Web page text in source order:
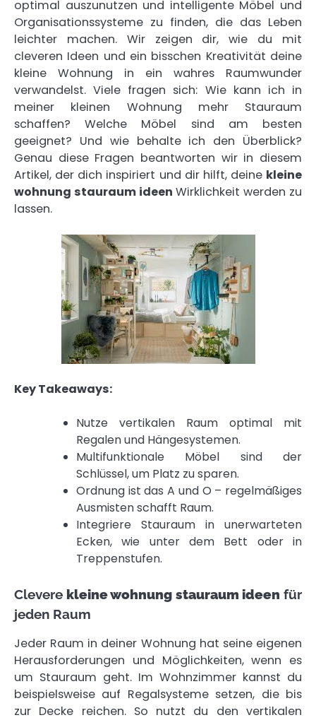
optimal auszunutzen und intelligente Möbel und
Organisationssysteme zu finden, die das Leben
leichter machen. Wir zeigen dir, wie du mit
cleveren Ideen und ein bisschen Kreativität deine
kleine Wohnung in ein wahres Raumwunder
verwandelst. Viele fragen sich: Wie kann ich in
meiner kleinen Wohnung mehr Stauraum
schaffen? Welche Möbel sind am besten
geeignet? Und wie behalte ich den Überblick?
Genau diese Fragen beantworten wir in diesem
Artikel, der dich inspiriert und dir hilft, deine kleine
wohnung stauraum ideen Wirklichkeit werden zu
lassen.
Key Takeaways:
Nutze vertikalen Raum optimal mit
Regalen und Hängesystemen.
Multifunktionale Möbel sind der
Schlüssel, um Platz zu sparen.
Ordnung ist das A und O – regelmäßiges
Ausmisten schafft Raum.
Integriere Stauraum in unerwarteten
Ecken, wie unter dem Bett oder in
Treppenstufen.
Clevere kleine wohnung stauraum ideen für
jeden Raum
Jeder Raum in deiner Wohnung hat seine eigenen
Herausforderungen und Möglichkeiten, wenn es
um Stauraum geht. Im Wohnzimmer kannst du
beispielsweise auf Regalsysteme setzen, die bis
zur Decke reichen. So nutzt du den vertikalen